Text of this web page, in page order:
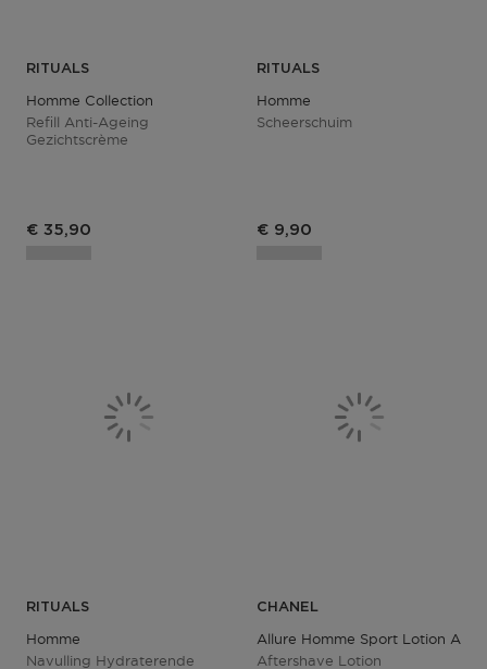
RITUALS
Homme Collection
Refill Anti-Ageing
Gezichtscrème
€ 35,90
RITUALS
Homme
Scheerschuim
€ 9,90
RITUALS
Homme
Navulling Hydraterende
CHANEL
Allure Homme Sport Lotion
Aftershave Lotion